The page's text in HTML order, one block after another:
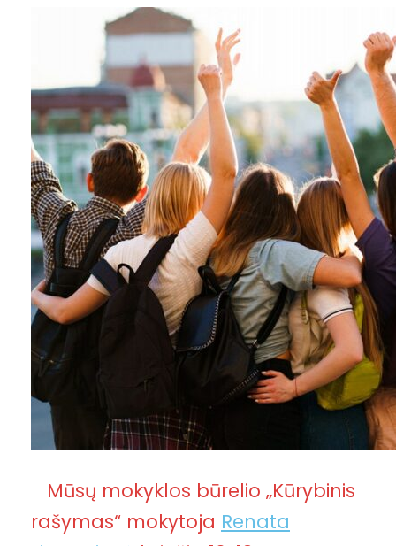
Mūsų mokyklos būrelio „Kūrybinis
rašymas“ mokytoja Renata